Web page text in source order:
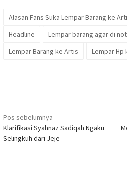
Alasan Fans Suka Lempar Barang ke
Headline
Lempar barang agar di
Lempar Barang ke Artis
Lempar Hp
Navigasi
pos
Pos sebelumnya
Klarifikasi Syahnaz Sadiqah Ngaku
Selingkuh dari Jeje